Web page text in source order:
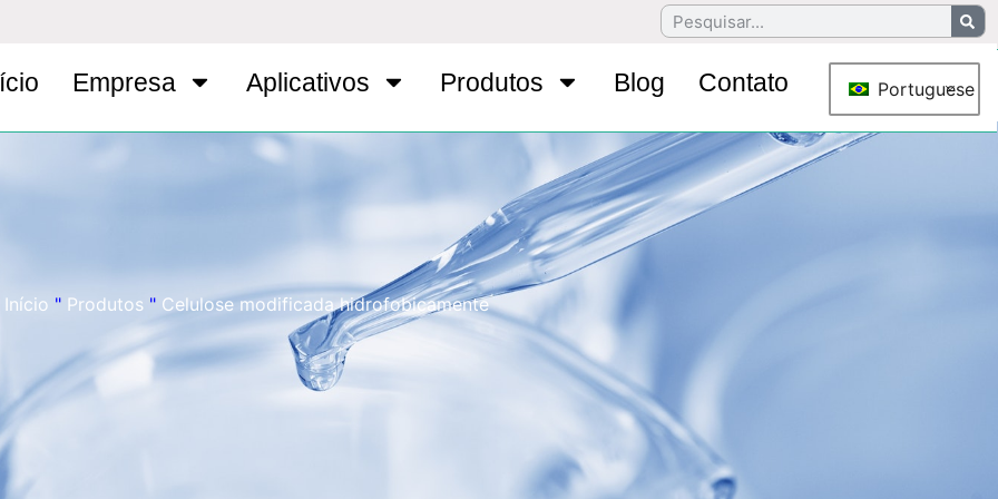
Empresa Aplicativos Produtos Blog Contato Portuguese
Início " Produtos " Celulose modificada hidrofobicamente